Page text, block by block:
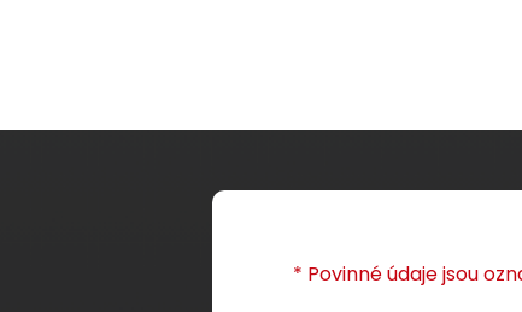
* Povinné údaje jsou